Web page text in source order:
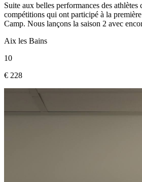
Suite aux belles performances des athlètes
compétitions qui ont participé à la
Camp. Nous lançons la saison 2 avec
Aix les Bains
10
€ 228